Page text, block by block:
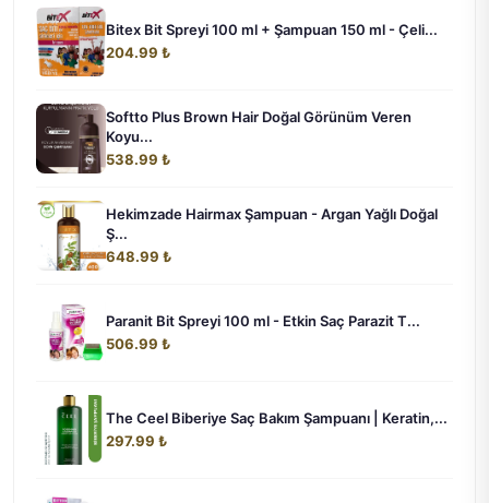
Bitex Bit Spreyi 100 ml + Şampuan 150 ml - Çeli...
204.99 ₺
Softto Plus Brown Hair Doğal Görünüm Veren
Koyu...
538.99 ₺
Hekimzade Hairmax Şampuan - Argan Yağlı Doğal
Ş...
648.99 ₺
Paranit Bit Spreyi 100 ml - Etkin Saç Parazit T...
506.99 ₺
The Ceel Biberiye Saç Bakım Şampuanı | Keratin,...
297.99 ₺